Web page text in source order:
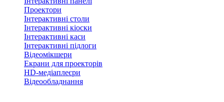
Проектори
Інтерактивні столи
Інтерактивні кіоски
Інтерактивні каси
Інтерактивні підлоги
Відеомікшери
Екрани для проекторів
HD-медіаплеєри
Відеообладнання